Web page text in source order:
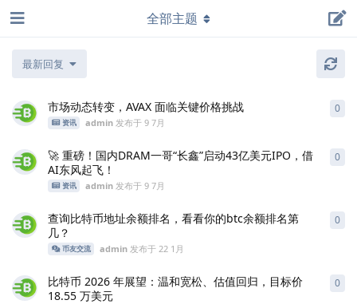
全部主题
最新回复
市场动态转变，AVAX 面临关键价格挑战
资讯 admin 发布于9 7月
0
🚀 重磅！国内DRAM一哥“长鑫”启动43亿美元IPO，借
AI东风起飞！
资讯 admin 发布于9 7月
0
查询比特币地址余额排名，看看你的btc余额排名第
几？
币友交流 admin 发布于22 1月
0
比特币 2026 年展望：温和宽松、估值回归，目标价
18.55 万美元
0